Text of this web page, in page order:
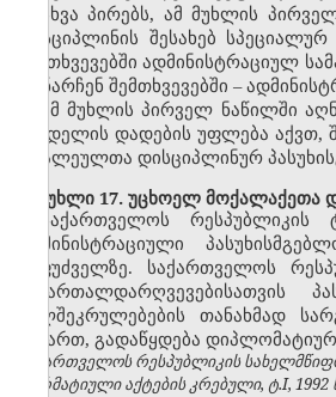
სხვა პირებს, ამ მუხლის
დისციპლინის შესახებ
შემთხვევებში ადმინისტრაციულ
დანარჩენ შემთხვევებში –
ამ მუხლის პირველ ნაწილში
სახდელის დადების უფლება
ბრალეულთა დისციპლინურ
მუხლი 17. უცხოელ მოქალაქეთა
საქართველოს რესპუბლიკის
ადმინისტრაციული
საფუძველზე. საქართველოს
ხელშეკრულებების თანახმად
მიმართ, გადაწყდება
საქართველოს რესპუბლიკის
ნორმატიული აქტების კრებული, ტ.I, 1992